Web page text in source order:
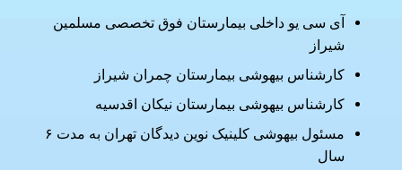
آی سی یو داخلی بیمارستان فوق تخصصی مسلمین
شیراز
کارشناس بیهوشی بیمارستان چمران شیراز
کارشناس بیهوشی بیمارستان نیکان اقدسیه
مسئول بیهوشی کلینیک نوین دیدگان تهران به مدت ۶
سال